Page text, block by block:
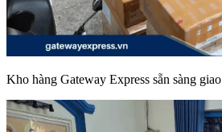
Kho hàng Gateway Express sẵn sàng giao